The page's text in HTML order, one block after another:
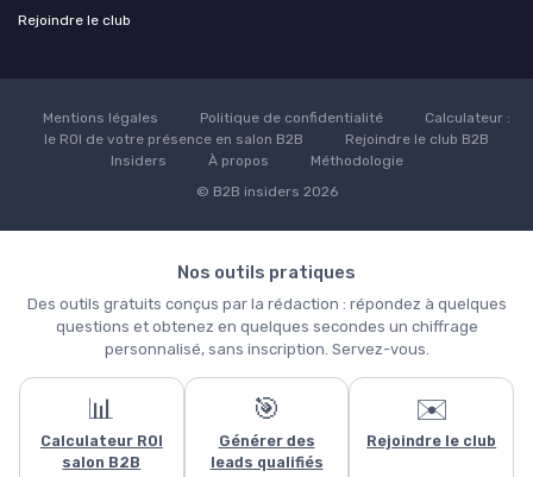
Rejoindre le club
Mentions légales Politique de confidentialité
Calculateur :
le ROI de votre présence en salon B2B
Rejoindre le club B2B
Insiders
À propos
Méthodologie
© B2B insiders 2026
Nos outils pratiques
Des outils gratuits conçus par la rédaction : répondez à quelques
questions et obtenez en quelques secondes un chiffrage
personnalisé, sans inscription. Servez-vous.
📊
Calculateur ROI
salon B2B
🎯
Générer des
leads qualifiés
✉️
Rejoindre le club
Ce site utilise des cookies et vous donne le contrôle sur ceux que
vous souhaitez activer